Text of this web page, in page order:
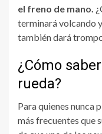
el freno de mano.
terminará volcando
también dará
¿Cómo
rueda?
Para quienes nunca
más frecuentes que